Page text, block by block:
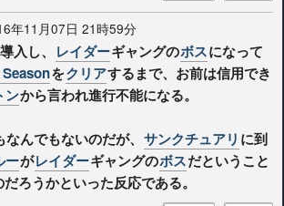
年11月07日 21時59分
入し、 レイダーギャングのボスになって
をクリアするまで、お前は信用でき
ンから言われ進行不能になる。
なんでもないのだが、 サンクチュアリ に到
ーがレイダーギャングのボスだということ
ろうかといった反応である。